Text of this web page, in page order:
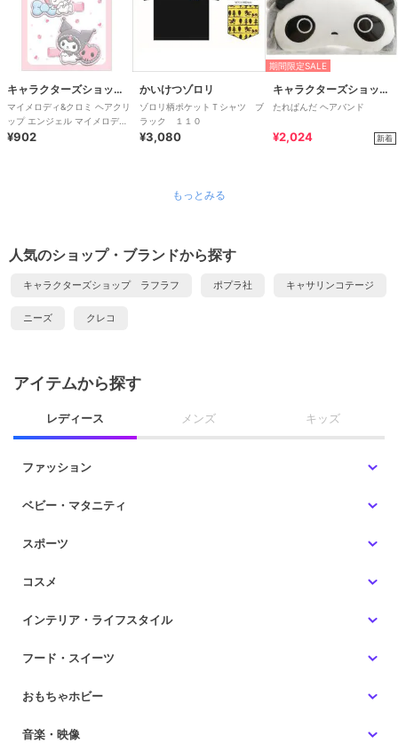
キャラクターズショップ ラフラフ
マイメロディ&クロミ ヘアクリ
ップ エンジェル マイメロディ
50周年&クロミ20周年
¥902
かいけつゾロリ
ゾロリ柄ポケットＴシャツ ブ
ラック １１０
¥3,080
期間限定SALE
キャラクターズショップ ラフラフ
たれぱんだ ヘアバンド
¥2,024 新着
もっとみる
人気のショップ・ブランドから探す
キャラクターズショップ ラフラフ ポプラ社 キャサリンコテージ
ニーズ クレコ
アイテムから探す
レディース メンズ キッズ
ファッション
ベビー・マタニティ
スポーツ
コスメ
インテリア・ライフスタイル
フード・スイーツ
おもちゃホビー
音楽・映像